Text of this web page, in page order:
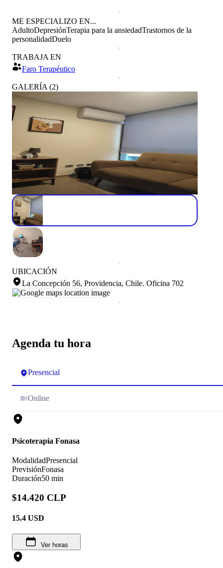
Agenda tu hora
Presencial
Online
Psicoterapia Fonasa
ModalidadPresencial
PrevisiónFonasa
Duración50 min
$14.420 CLP
15.4 USD
Ver horas
ME ESPECIALIZO EN...
AdultoDepresiónTerapia para la ansiedadTrastornos de la
personalidadDuelo
TRABAJA EN
Faro Terapéutico
GALERÍA (2)
UBICACIÓN
La Concepción 56, Providencia, Chile. Oficina 702